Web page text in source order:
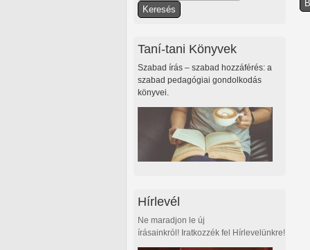
Keresés űrlap
Taní-tani Könyvek
Szabad írás – szabad hozzáférés: a
szabad pedagógiai gondolkodás
könyvei.
Hírlevél
Ne maradjon le új
írásainkról! Iratkozzék fel Hírlevelünkre!